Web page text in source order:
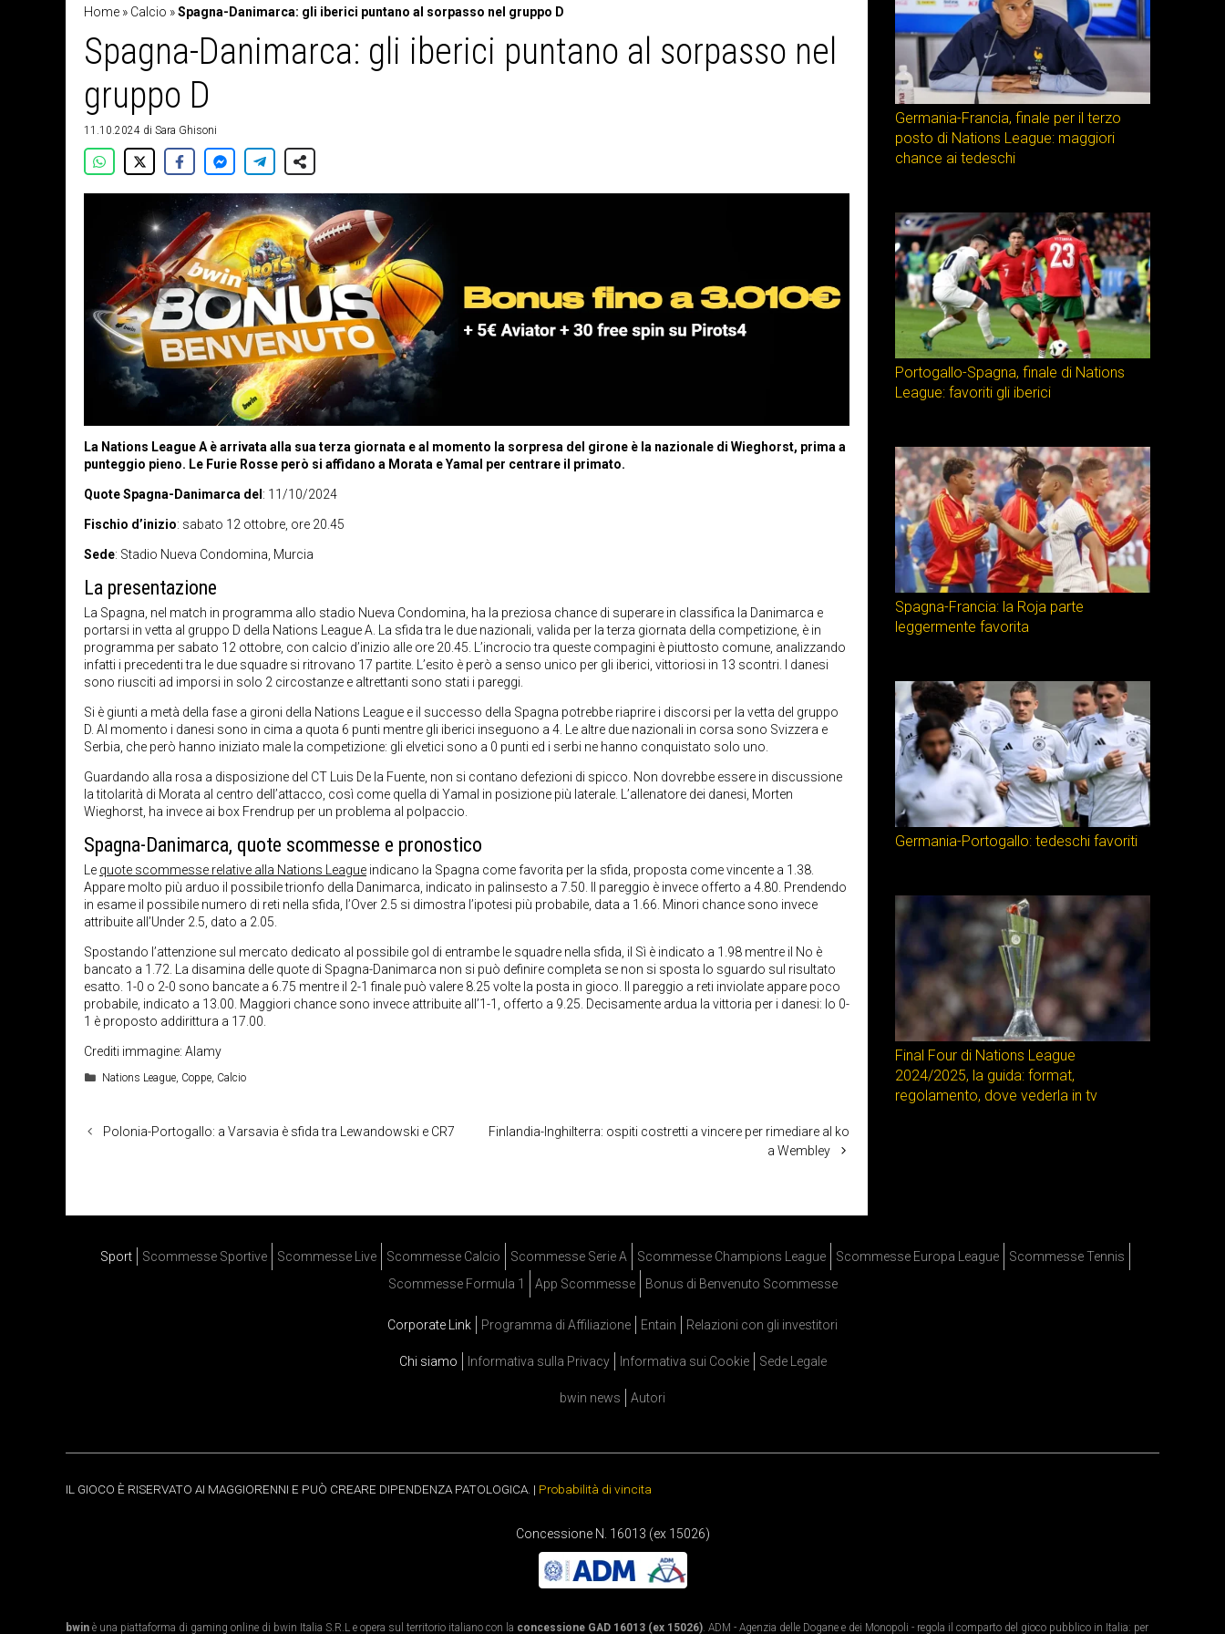
Home » Calcio »Spagna-Danimarca: gli iberici puntano al sorpasso nel gruppo D
Spagna-Danimarca: gli iberici puntano al sorpasso nel
gruppo D
11.10.2024 di Sara Ghisoni
La Nations League A è arrivata alla sua terza giornata e al momento la sorpresa del girone è la nazionale di Wieghorst, prima a
punteggio pieno. Le Furie Rosse però si affidano a Morata e Yamal per centrare il primato.
Quote Spagna-Danimarca del: 11/10/2024
Fischio d’inizio: sabato 12 ottobre, ore 20.45
Sede: Stadio Nueva Condomina, Murcia
La presentazione
La Spagna, nel match in programma allo stadio Nueva Condomina, ha la preziosa chance di superare in classifica la Danimarca e
portarsi in vetta al gruppo D della Nations League A. La sfida tra le due nazionali, valida per la terza giornata della competizione, è in
programma per sabato 12 ottobre, con calcio d’inizio alle ore 20.45. L’incrocio tra queste compagini è piuttosto comune, analizzando
infatti i precedenti tra le due squadre si ritrovano 17 partite. L’esito è però a senso unico per gli iberici, vittoriosi in 13 scontri. I danesi
sono riusciti ad imporsi in solo 2 circostanze e altrettanti sono stati i pareggi.
Si è giunti a metà della fase a gironi della Nations League e il successo della Spagna potrebbe riaprire i discorsi per la vetta del gruppo
D. Al momento i danesi sono in cima a quota 6 punti mentre gli iberici inseguono a 4. Le altre due nazionali in corsa sono Svizzera e
Serbia, che però hanno iniziato male la competizione: gli elvetici sono a 0 punti ed i serbi ne hanno conquistato solo uno.
Guardando alla rosa a disposizione del CT Luis De la Fuente, non si contano defezioni di spicco. Non dovrebbe essere in discussione
la titolarità di Morata al centro dell’attacco, così come quella di Yamal in posizione più laterale. L’allenatore dei danesi, Morten
Wieghorst, ha invece ai box Frendrup per un problema al polpaccio.
Spagna-Danimarca, quote scommesse e pronostico
Le quote scommesse relative alla Nations League indicano la Spagna come favorita per la sfida, proposta come vincente a 1.38.
Appare molto più arduo il possibile trionfo della Danimarca, indicato in palinsesto a 7.50. Il pareggio è invece offerto a 4.80. Prendendo
in esame il possibile numero di reti nella sfida, l’Over 2.5 si dimostra l’ipotesi più probabile, data a 1.66. Minori chance sono invece
attribuite all’Under 2.5, dato a 2.05.
Spostando l’attenzione sul mercato dedicato al possibile gol di entrambe le squadre nella sfida, il Sì è indicato a 1.98 mentre il No è
bancato a 1.72. La disamina delle quote di Spagna-Danimarca non si può definire completa se non si sposta lo sguardo sul risultato
esatto. 1-0 o 2-0 sono bancate a 6.75 mentre il 2-1 finale può valere 8.25 volte la posta in gioco. Il pareggio a reti inviolate appare poco
probabile, indicato a 13.00. Maggiori chance sono invece attribuite all’1-1, offerto a 9.25. Decisamente ardua la vittoria per i danesi: lo 0-
1 è proposto addirittura a 17.00.
Crediti immagine: Alamy
Categorie
Nations League, Coppe, Calcio
Polonia-Portogallo: a Varsavia è sfida tra Lewandowski e CR7
Finlandia-Inghilterra: ospiti costretti a vincere per rimediare al ko
a Wembley
Germania-Francia, finale per il terzo
posto di Nations League: maggiori
chance ai tedeschi
Portogallo-Spagna, finale di Nations
League: favoriti gli iberici
Spagna-Francia: la Roja parte
leggermente favorita
Germania-Portogallo: tedeschi favoriti
Final Four di Nations League
2024/2025, la guida: format,
regolamento, dove vederla in tv
Sport Scommesse Sportive Scommesse Live Scommesse Calcio Scommesse Serie A Scommesse Champions League Scommesse Europa League
Scommesse Tennis
Scommesse Formula 1
App Scommesse Bonus di Benvenuto Scommesse
Corporate Link Programma di Affiliazione Entain Relazioni con gli investitori
Chi siamo Informativa sulla Privacy Informativa sui Cookie Sede Legale
bwin news Autori
IL GIOCO È RISERVATO AI MAGGIORENNI E PUÒ CREARE DIPENDENZA PATOLOGICA. | Probabilità di vincita
Concessione N. 16013 (ex 15026)
bwin è una piattaforma di gaming online di bwin Italia S.R.L e opera sul territorio italiano con la concessione GAD 16013 (ex 15026). ADM - Agenzia delle Dogane e dei Monopoli - regola il comparto del gioco pubblico in Italia: per